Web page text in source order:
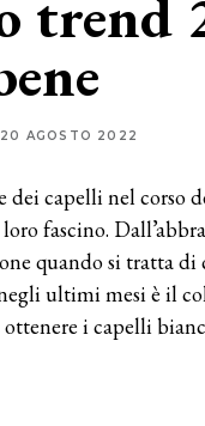
trend
20 AGOSTO 2022
dei capelli nel corso
fascino.
quando si tratta
ultimi mesi è il
i capelli